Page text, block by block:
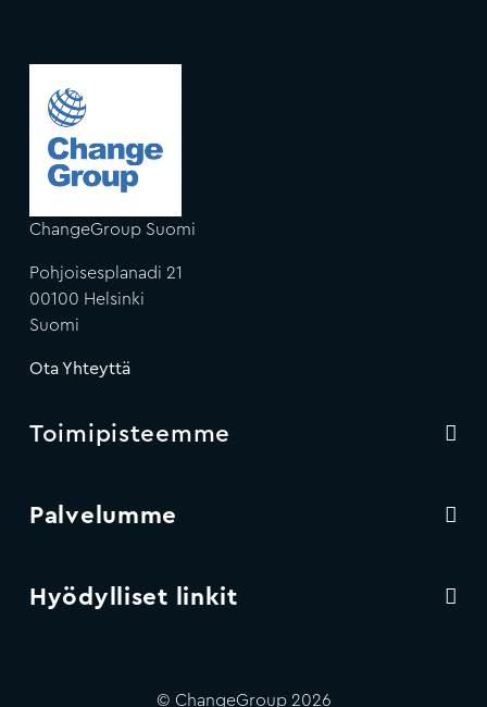
ChangeGroup Suomi
Pohjoisesplanadi 21
00100 Helsinki
Suomi
Ota Yhteyttä
Toimipisteemme
Palvelumme
Hyödylliset linkit
© ChangeGroup 2026